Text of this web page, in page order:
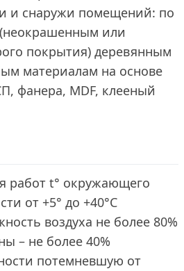
и снаружи помещений: по
или
покрытия) деревянным
материалам на основе
фанера, MDF, клееный
работ t° окружающего
от +5° до +40°С
воздуха не более 80%
– не более 40%
потемневшую от